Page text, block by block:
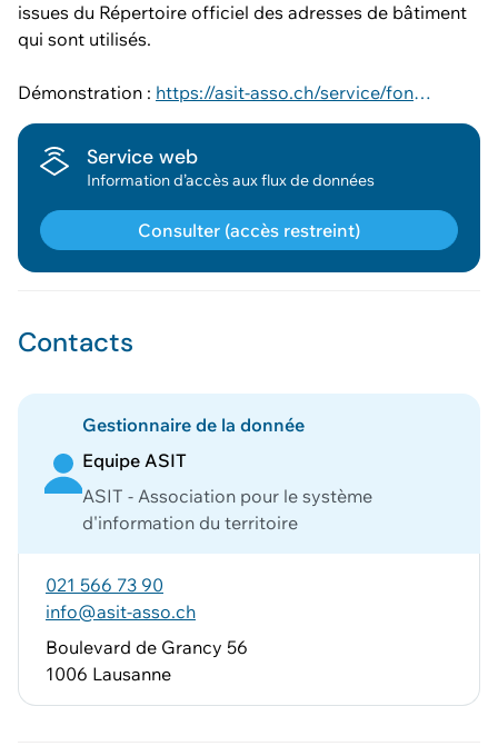
issues du Répertoire officiel des adresses de bâtiment
qui sont utilisés.
Démonstration : https://asit-asso.ch/service/fonds-de-plan#demonstration
Contacts
Gestionnaire de la donnée
Equipe ASIT
ASIT - Association pour le système
d'information du territoire
021 566 73 90
info@asit-asso.ch
Boulevard de Grancy 56
1006 Lausanne
Service web
Information d’accès aux flux de données
Consulter (accès restreint)